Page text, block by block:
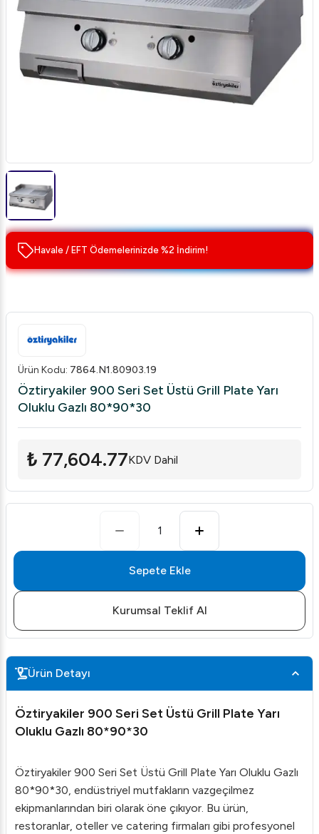
Havale / EFT Ödemelerinizde %2 İndirim!
Ürün Kodu: 7864.N1.80903.19
Öztiryakiler 900 Seri Set Üstü Grill Plate Yarı
Oluklu Gazlı 80*90*30
₺ 77,604.77KDV Dahil
1
Sepete Ekle
Kurumsal Teklif Al
Ürün Detayı
Öztiryakiler 900 Seri Set Üstü Grill Plate Yarı
Oluklu Gazlı 80*90*30
Öztiryakiler 900 Seri Set Üstü Grill Plate Yarı Oluklu Gazlı
80*90*30, endüstriyel mutfakların vazgeçilmez
ekipmanlarından biri olarak öne çıkıyor. Bu ürün,
restoranlar, oteller ve catering firmaları gibi profesyonel